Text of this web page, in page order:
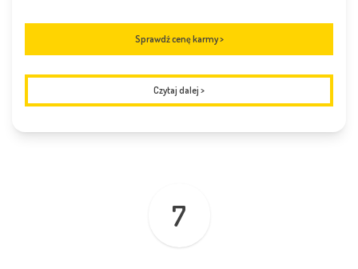
Sprawdź cenę karmy >
Czytaj dalej >
7